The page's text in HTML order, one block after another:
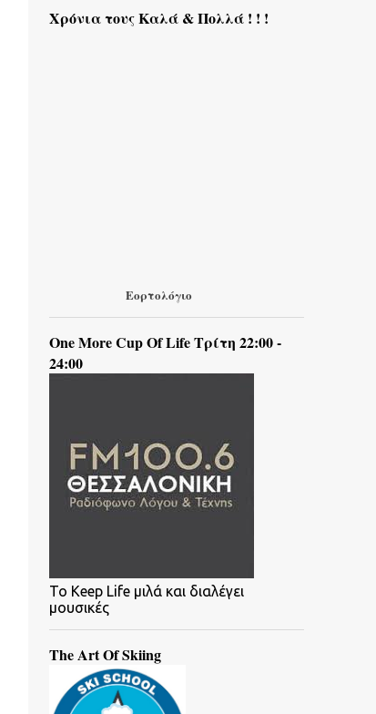
Χρόνια τους Καλά & Πολλά ! ! !
Εορτολόγιο
One More Cup Of Life Τρίτη 22:00 -
24:00
To Keep Life μιλά και διαλέγει
μουσικές
The Art Of Skiing